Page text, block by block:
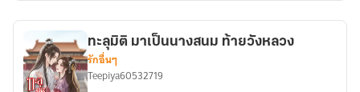
ทะลุมิติ มาเป็นนางสนม ท้ายวังหลวง
รักอื่นๆ
Teepiya60532719